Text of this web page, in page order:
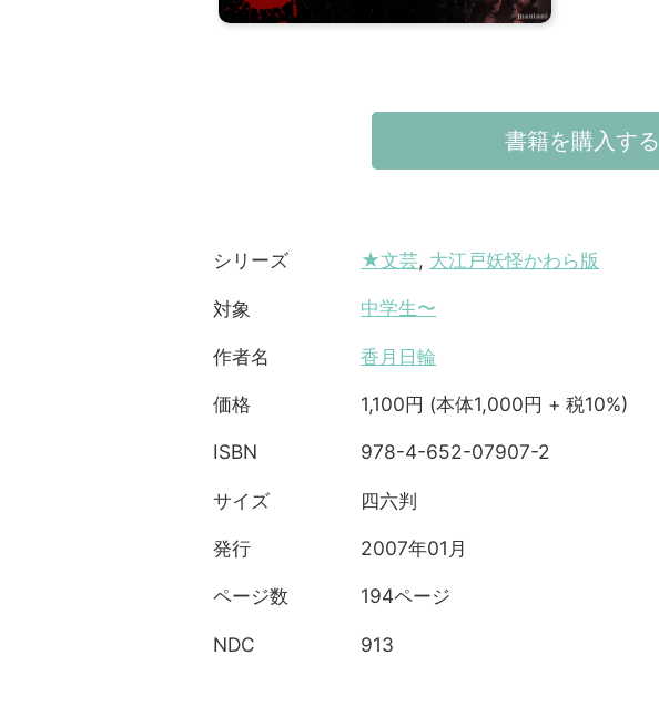
書籍を購入する
シリーズ ★文芸, 大江戸妖怪かわら版
対象 中学生〜
作者名 香月日輪
価格 1,100円 (本体1,000円 + 税10%)
ISBN 978-4-652-07907-2
サイズ 四六判
発行 2007年01月
ページ数 194ページ
NDC 913